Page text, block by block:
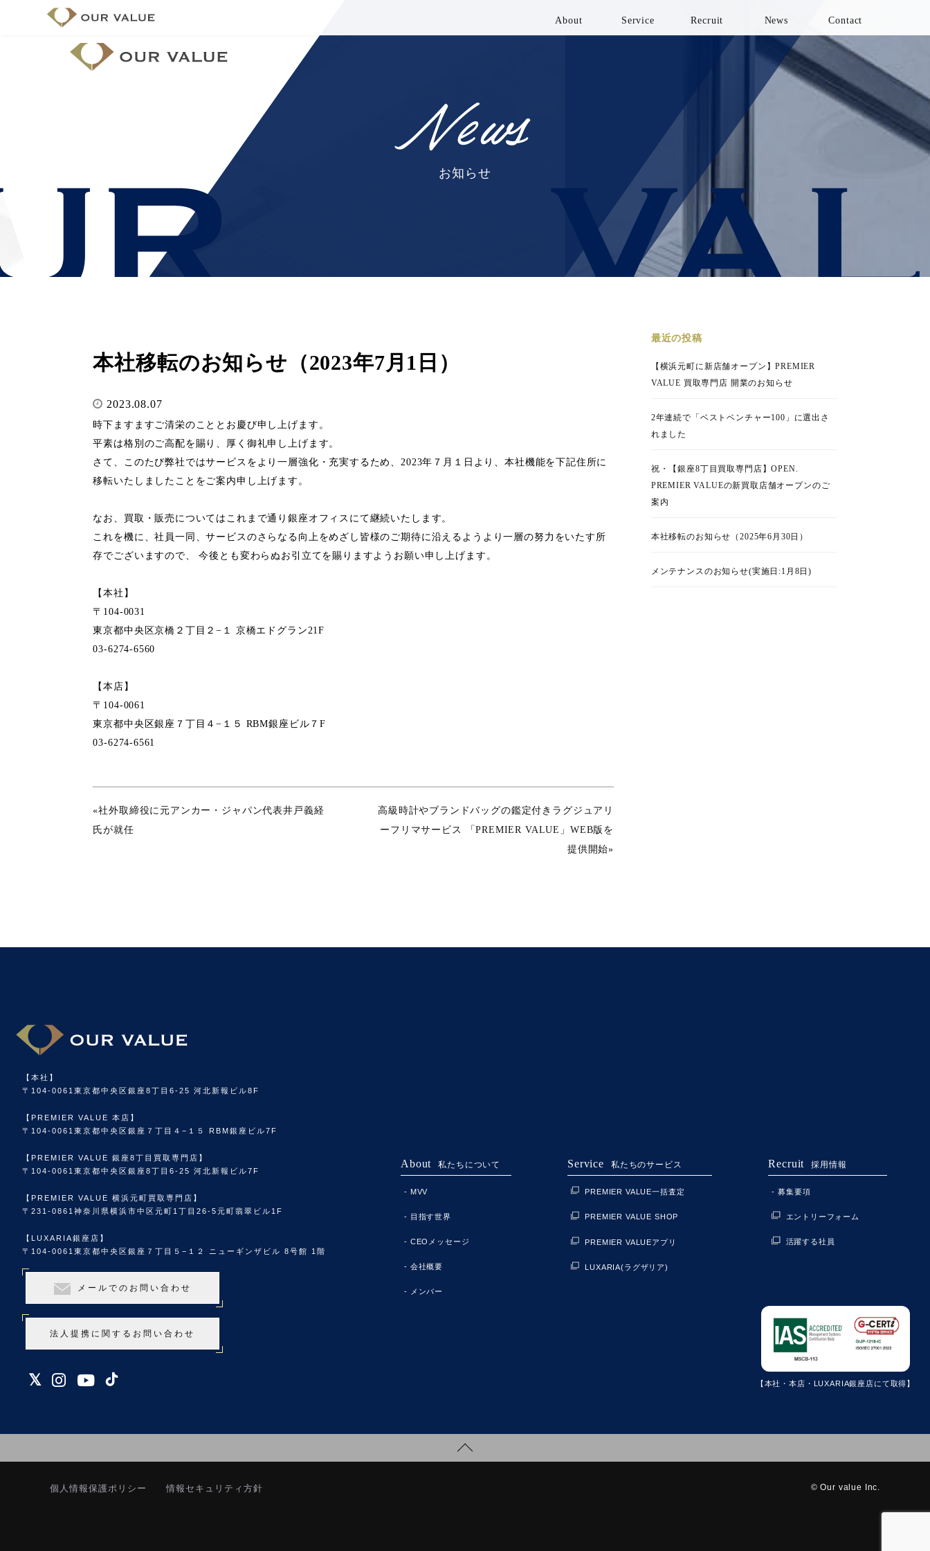
About
私たちについて
Service
サービス
Recruit
採用情報
News
ニュース
Contact
お問い合わせ
お知らせ
本社移転のお知らせ（2023年7月1日）
2023.08.07
時下ますますご清栄のこととお慶び申し上げます。
平素は格別のご高配を賜り、厚く御礼申し上げます。
さて、このたび弊社ではサービスをより一層強化・充実するため、2023年７月１日より、本社機能を下記住所に
移転いたしましたことをご案内申し上げます。
なお、買取・販売についてはこれまで通り銀座オフィスにて継続いたします。
これを機に、社員一同、サービスのさらなる向上をめざし皆様のご期待に沿えるようより一層の努力をいたす所
存でございますので、 今後とも変わらぬお引立てを賜りますようお願い申し上げます。
【本社】
〒104-0031
東京都中央区京橋２丁目２−１ 京橋エドグラン21F
03-6274-6560
【本店】
〒104-0061
東京都中央区銀座７丁目４−１５ RBM銀座ビル７F
03-6274-6561
«社外取締役に元アンカー・ジャパン代表井戸義経
氏が就任
高級時計やブランドバッグの鑑定付きラグジュアリ
ーフリマサービス 「PREMIER VALUE」WEB版を
提供開始»
最近の投稿
【横浜元町に新店舗オープン】PREMIER
VALUE 買取専門店 開業のお知らせ
2年連続で「ベストベンチャー100」に選出さ
れました
祝・【銀座8丁目買取専門店】OPEN.
PREMIER VALUEの新買取店舗オープンのご
案内
本社移転のお知らせ（2025年6月30日）
メンテナンスのお知らせ(実施日:1月8日)
【本社】
〒104-0061 東京都中央区銀座8丁目6-25 河北新報ビル8F
【PREMIER VALUE 本店】
〒104-0061 東京都中央区銀座７丁目４−１５ RBM銀座ビル7F
【PREMIER VALUE 銀座8丁目買取専門店】
〒104-0061 東京都中央区銀座8丁目6-25 河北新報ビル7F
【PREMIER VALUE 横浜元町買取専門店】
〒231-0861 神奈川県横浜市中区元町1丁目26-5元町翡翠ビル1F
【LUXARIA銀座店】
〒104-0061 東京都中央区銀座７丁目５−１２ ニューギンザビル 8号館 1階
メールでのお問い合わせ
法人提携に関するお問い合わせ
About 私たちについて
MVV
目指す世界
CEOメッセージ
会社概要
メンバー
Service 私たちのサービス
PREMIER VALUE一括査定
PREMIER VALUE SHOP
PREMIER VALUEアプリ
LUXARIA(ラグザリア)
Recruit 採用情報
募集要項
エントリーフォーム
活躍する社員
【本社・本店・LUXARIA銀座店にて取得】
個人情報保護ポリシー 情報セキュリティ方針 © Our value Inc.